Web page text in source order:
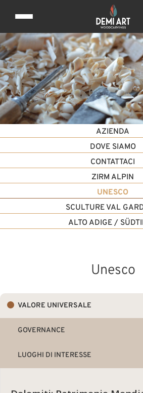
AZIENDA
DOVE SIAMO
CONTATTACI
ZIRM ALPIN
UNESCO
SCULTURE VAL
ALTO ADIGE /
Unesco
VALORE UNIVERSALE
GOVERNANCE
LUOGHI DI INTERESSE